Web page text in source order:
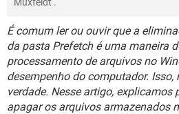
INSTAGRAM
GUIA DE COMPRAS
OUTLOOK
INSTAGRAM
GUIA DE COMPRAS
JOGOS
CELULAR
OUTLOOK
INSTAGRAM
É comum ler ou ouvir que a
da pasta Prefetch é uma maneira
processamento de arquivos no
desempenho do computador. Isso,
verdade. Nesse artigo, explicamos
apagar os arquivos armazenados